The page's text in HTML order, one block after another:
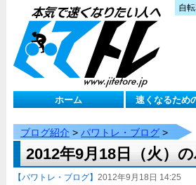
自
ホーム 速くなるため
ブログ紹介 > パワトレ・ブログ>
2012年9月18日（火）
【パワトレ・ブログ】 2012年9月18日 14:25